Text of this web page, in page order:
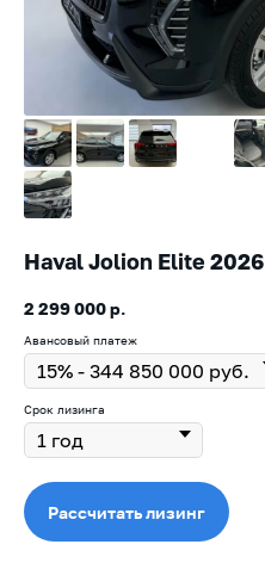
Haval Jolion Elite 2026
2 299 000р.
Авансовый платеж
Срок лизинга
Рассчитать лизинг